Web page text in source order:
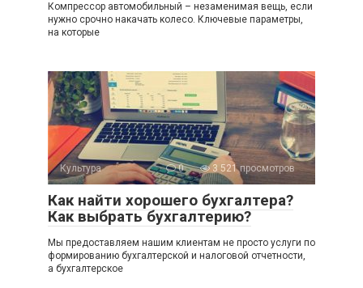
Компрессор автомобильный – незаменимая вещь, если
нужно срочно накачать колесо. Ключевые параметры,
на которые
Культура 0 3 521 просмотров
Как найти хорошего бухгалтера?
Как выбрать бухгалтерию?
Мы предоставляем нашим клиентам не просто услуги по
формированию бухгалтерской и налоговой отчетности,
а бухгалтерское